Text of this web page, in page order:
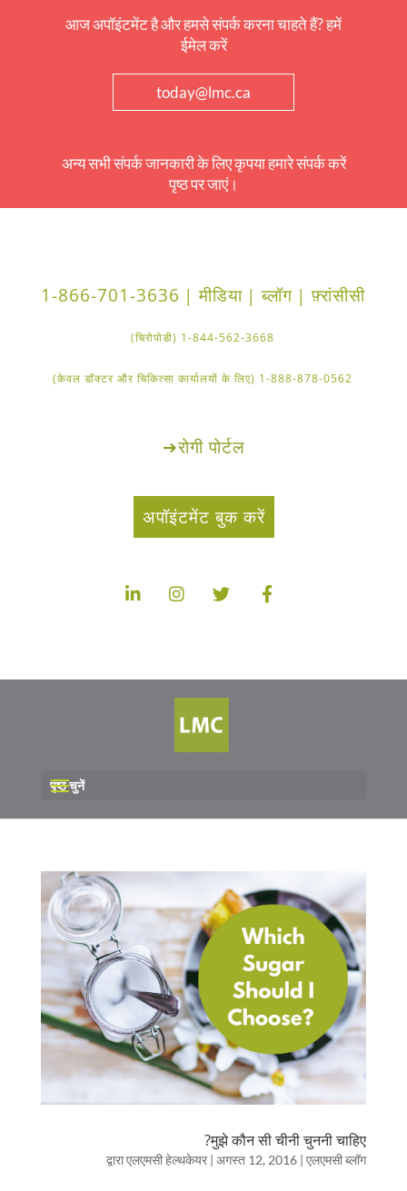
आज अपॉइंटमेंट है और हमसे संपर्क करना चाहते हैं? हमें
ईमेल करें
today@lmc.ca
अन्य सभी संपर्क जानकारी के लिए कृपया हमारे संपर्क करें
पृष्ठ पर जाएं।
फ़्रांसीसी |
ब्लॉग |
मीडिया |
1-866-701-3636
1-844-562-3668 (चिरोपोडी)
1-888-878-0562 (केवल डॉक्टर और चिकित्सा कार्यालयों के लिए)
रोगी पोर्टल
➔
अपॉइंटमेंट बुक करें
पृष्ठ चुनें
मुझे कौन सी चीनी चुननी चाहिए?
द्वाराएलएमसी हेल्थकेयर |अगस्त 12, 2016 |एलएमसी ब्लॉग